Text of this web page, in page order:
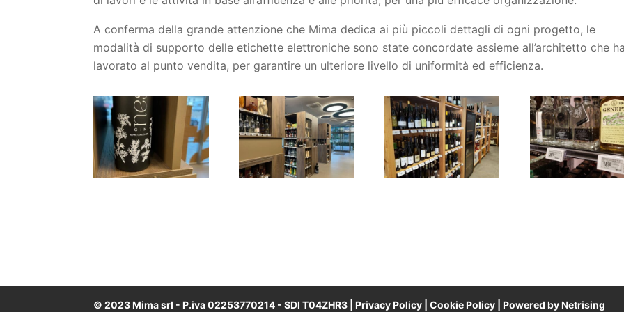
A conferma della grande attenzione che Mima dedica ai più piccoli dettagli di ogni progetto, le
modalità di supporto delle etichette elettroniche sono state concordate assieme all’architetto che
lavorato al punto vendita, per garantire un ulteriore livello di uniformità ed efficienza.
© 2023 Mima srl - P.iva 02253770214 - SDI T04ZHR3 |Privacy Policy |Cookie Policy | Powered byNetrising